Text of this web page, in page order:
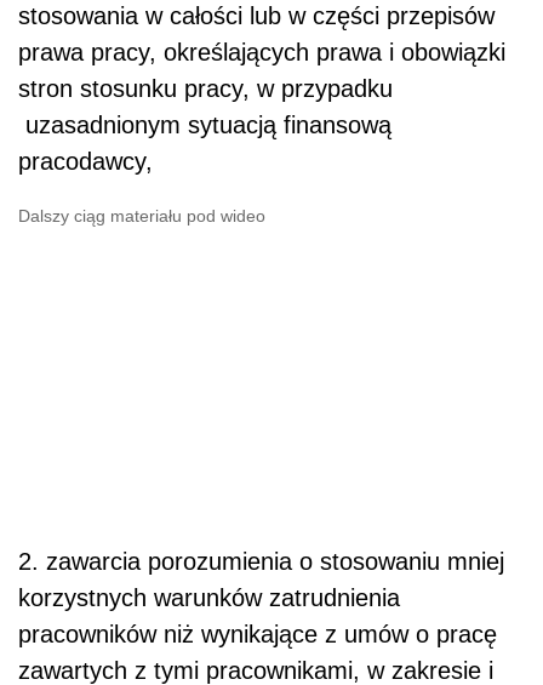
stosowania w całości lub w części przepisów
prawa pracy, określających prawa i obowiązki
stron stosunku pracy, w przypadku
uzasadnionym sytuacją finansową
pracodawcy,
Dalszy ciąg materiału pod wideo
2. zawarcia porozumienia o stosowaniu mniej
korzystnych warunków zatrudnienia
pracowników niż wynikające z umów o pracę
zawartych z tymi pracownikami, w zakresie i